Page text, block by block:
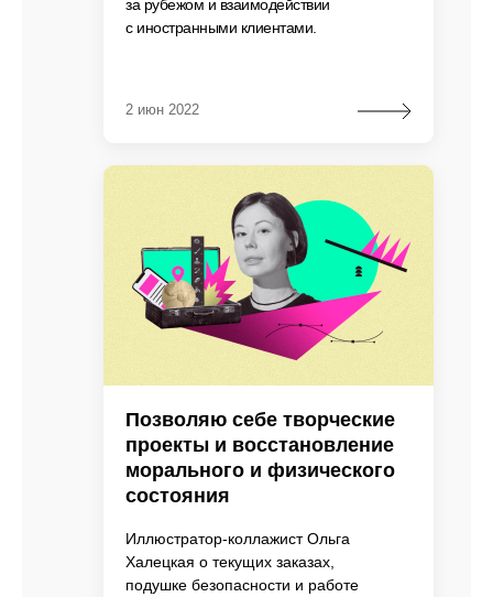
Позволяю себе творческие
проекты и восстановление
морального и физического
состояния
Иллюстратор-коллажист Ольга
Халецкая о текущих заказах,
подушке безопасности и работе
за рубежом и взаимодействии
с иностранными клиентами.
2 июн 2022